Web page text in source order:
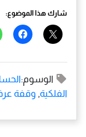
شارك هذا الموضوع:
الوسوم:
الفلكية, وقفة